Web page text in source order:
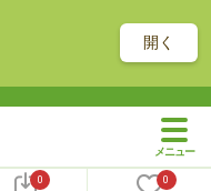
開く
0 0